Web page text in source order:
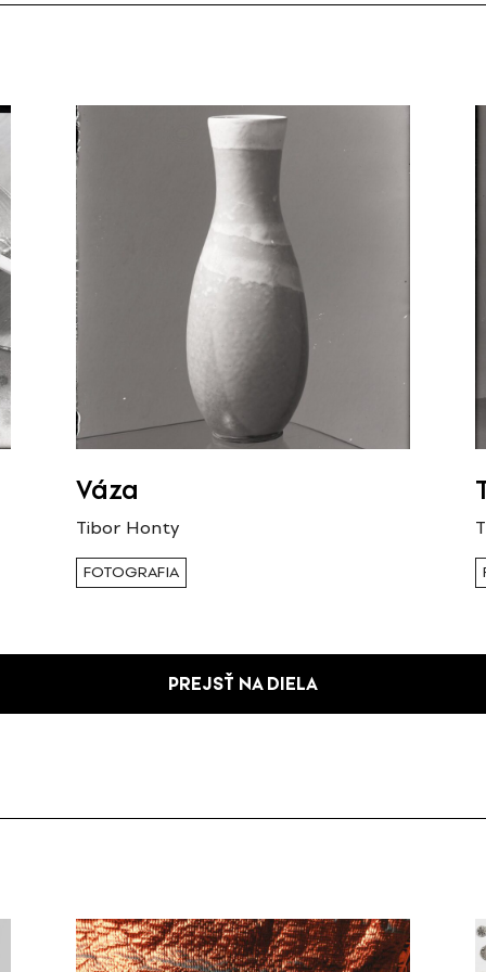
Váza
Tibor Honty
FOTOGRAFIA
PREJSŤ NA DIELA